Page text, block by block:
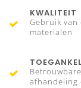
KWALITEIT
Gebruik van
materialen
Betrouwbare
afhandeling